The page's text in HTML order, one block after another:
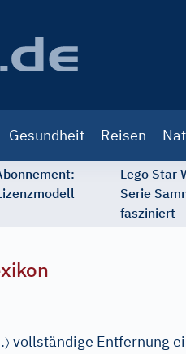
Gesundheit Reisen
Lego Star
Serie
fasziniert
〉vollständige Entfernung